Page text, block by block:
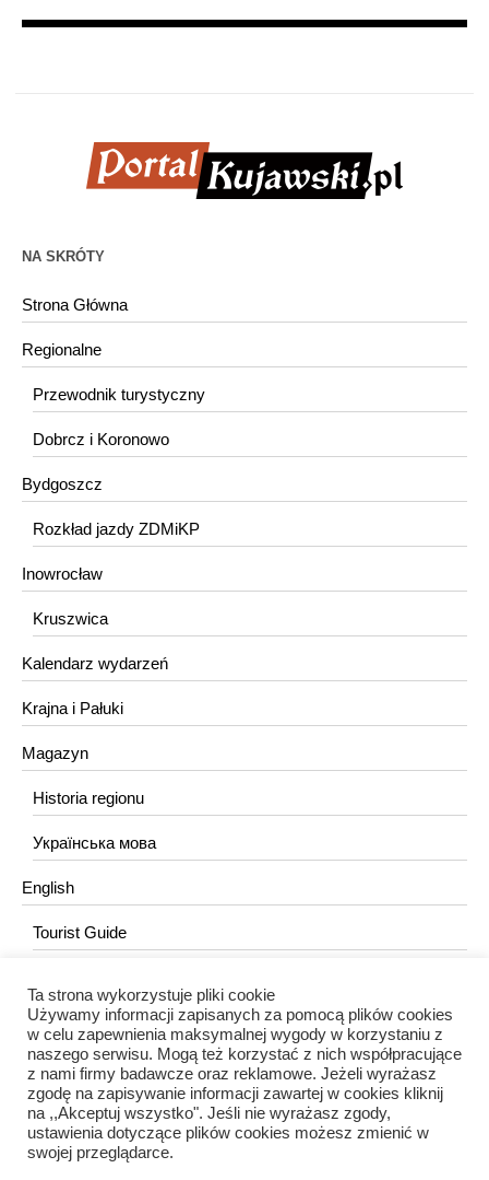
NA SKRÓTY
Strona Główna
Regionalne
Przewodnik turystyczny
Dobrcz i Koronowo
Bydgoszcz
Rozkład jazdy ZDMiKP
Inowrocław
Kruszwica
Kalendarz wydarzeń
Krajna i Pałuki
Magazyn
Historia regionu
Українська мова
English
Tourist Guide
KONTAKT
redakcja@portalkujawski.pl
Redakcja
Ta strona wykorzystuje pliki cookie
Używamy informacji zapisanych za pomocą plików cookies
w celu zapewnienia maksymalnej wygody w korzystaniu z
naszego serwisu. Mogą też korzystać z nich współpracujące
z nami firmy badawcze oraz reklamowe. Jeżeli wyrażasz
zgodę na zapisywanie informacji zawartej w cookies kliknij
na ,,Akceptuj wszystko". Jeśli nie wyrażasz zgody,
ustawienia dotyczące plików cookies możesz zmienić w
swojej przeglądarce.